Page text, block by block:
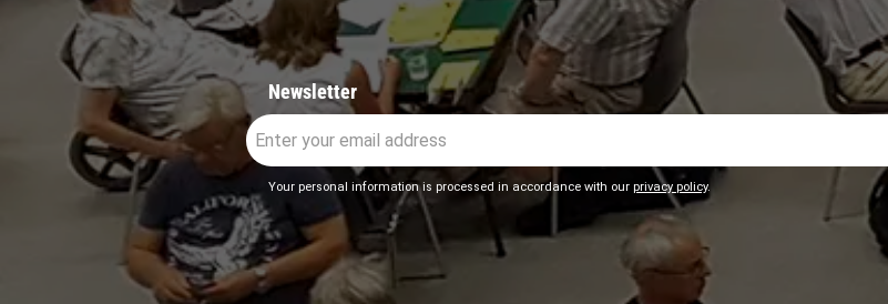
Newsletter
Your personal information is processed in accordance with our privacy policy.